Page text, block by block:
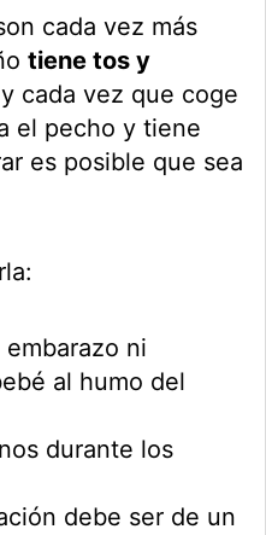
cada vez más
tiene tos y
cada vez que coge
el pecho y tiene
es posible que sea
ni
al humo del
durante los
debe ser de un